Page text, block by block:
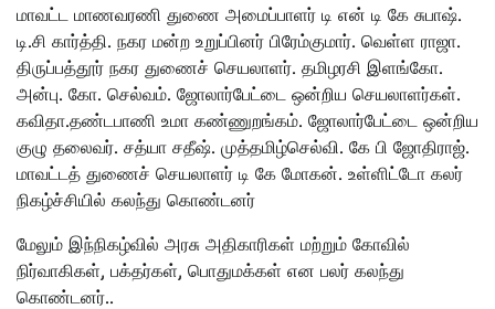
மாவட்ட மாணவரணி துணை அமைப்பாளர் டி என் டி கே சுபாஷ்.
டி.சி கார்த்தி. நகர மன்ற உறுப்பினர் பிரேம்குமார். வெள்ள ராஜா.
திருப்பத்தூர் நகர துணைச் செயலாளர். தமிழரசி இளங்கோ.
அன்பு. கோ. செல்வம். ஜோலார்பேட்டை ஒன்றிய செயலாளர்கள்.
கவிதா.தண்டபாணி உமா கண்ணுறங்கம். ஜோலார்பேட்டை ஒன்றிய
குழு தலைவர். சத்யா சதீஷ். முத்தமிழ்செல்வி. கே பி ஜோதிராஜ்.
மாவட்டத் துணைச் செயலாளர் டி கே மோகன். உள்ளிட்டோ கலர்
நிகழ்ச்சியில் கலந்து கொண்டனர்
மேலும் இந்நிகழ்வில் அரசு அதிகாரிகள் மற்றும் கோவில்
நிர்வாகிகள், பக்தர்கள், பொதுமக்கள் என பலர் கலந்து
கொண்டனர்..